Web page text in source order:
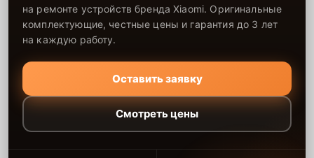
на ремонте устройств бренда Xiaomi. Оригинальные
комплектующие, честные цены и гарантия до 3 лет
на каждую работу.
Оставить заявку
Смотреть цены